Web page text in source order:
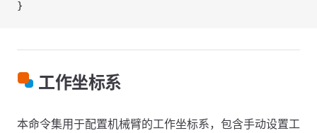
}
工作坐标系
本命令集用于配置机械臂的工作坐标系，包含手动设置工